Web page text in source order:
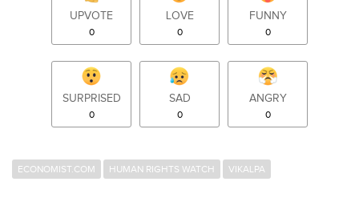
UPVOTE
0
LOVE
0
FUNNY
0
SURPRISED
0
SAD
0
ANGRY
0
ECONOMIST.COM HUMAN RIGHTS WATCH VIKALPA